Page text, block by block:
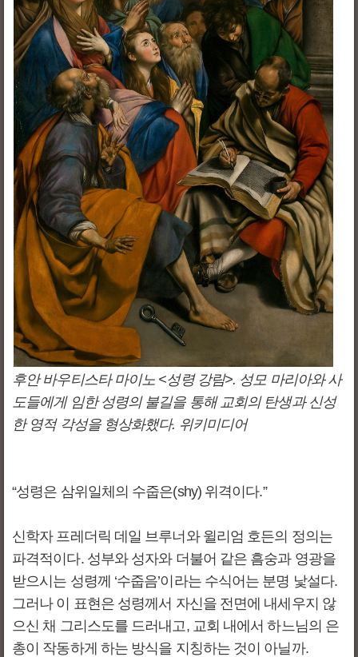
후안 바우티스타 마이노 <성령 강림>. 성모 마리아와 사
도들에게 임한 성령의 불길을 통해 교회의 탄생과 신성
한 영적 각성을 형상화했다. 위키미디어
“성령은 삼위일체의 수줍은(shy) 위격이다.”
신학자 프레더릭 데일 브루너와 윌리엄 호든의 정의는
파격적이다. 성부와 성자와 더불어 같은 흠숭과 영광을
받으시는 성령께 ‘수줍음’이라는 수식어는 분명 낯설다.
그러나 이 표현은 성령께서 자신을 전면에 내세우지 않
으신 채 그리스도를 드러내고, 교회 내에서 하느님의 은
총이 작동하게 하는 방식을 지칭하는 것이 아닐까.